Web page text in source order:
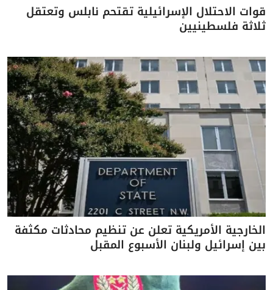
قوات الاحتلال الإسرائيلية تقتحم نابلس وتعتقل
ثلاثة فلسطينيين
الخارجية الأمريكية تعلن عن تنظيم محادثات مكثفة
بين إسرائيل ولبنان الأسبوع المقبل